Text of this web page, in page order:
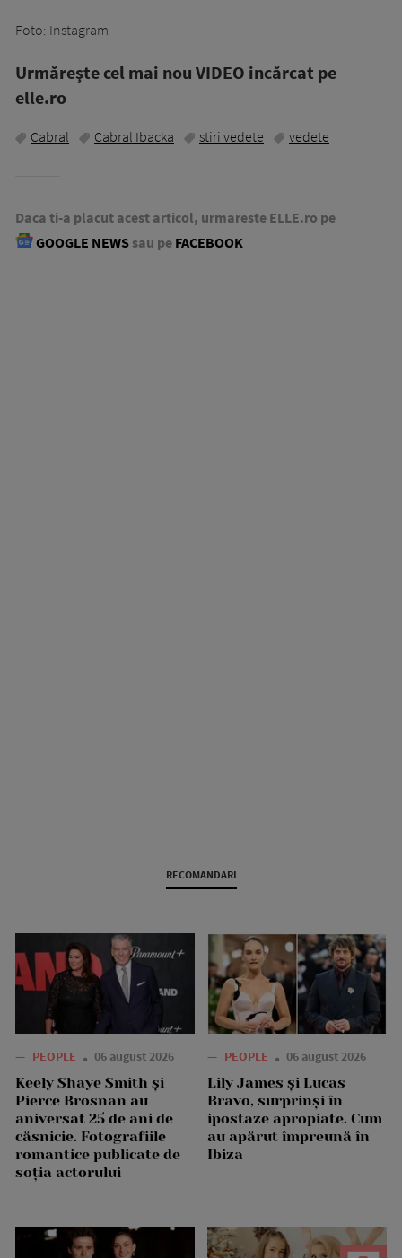
Foto: Instagram
Urmăreşte cel mai nou VIDEO incărcat pe
elle.ro
Cabral Cabral Ibacka stiri vedete vedete
Daca ti-a placut acest articol, urmareste ELLE.ro pe
GOOGLE NEWS sau pe FACEBOOK
RECOMANDARI
— PEOPLE 06 august 2026
Keely Shaye Smith și
Pierce Brosnan au
aniversat 25 de ani de
căsnicie. Fotografiile
romantice publicate de
soția actorului
— PEOPLE 06 august 2026
Lily James și Lucas
Bravo, surprinși în
ipostaze apropiate. Cum
au apărut împreună în
Ibiza